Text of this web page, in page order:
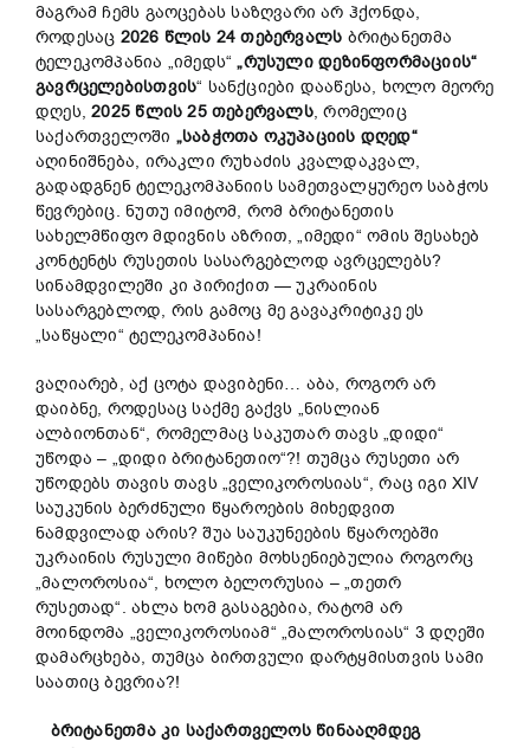
მაგრამ ჩემს გაოცებას საზღვარი არ ჰქონდა,
როდესაც 2026 წლის 24 თებერვალს ბრიტანეთმა
ტელეკომპანია „იმედს“„რუსული დეზინფორმაციის“
გავრცელებისთვის“ სანქციები დააწესა, ხოლო მეორე
დღეს,2025 წლის 25 თებერვალს, რომელიც
საქართველოში „საბჭოთა ოკუპაციის დღედ“
აღინიშნება, ირაკლი რუხაძის კვალდაკვალ,
გადადგნენ ტელეკომპანიის სამეთვალყურეო საბჭოს
წევრებიც. ნუთუ იმიტომ, რომ ბრიტანეთის
სახელმწიფო მდივნის აზრით, „იმედი“ ომის შესახებ
კონტენტს რუსეთის სასარგებლოდ ავრცელებს?
სინამდვილეში კი პირიქით — უკრაინის
სასარგებლოდ, რის გამოც მე გავაკრიტიკე ეს
„საწყალი“ ტელეკომპანია!
ვაღიარებ, აქ ცოტა დავიბენი… აბა, როგორ არ
დაიბნე, როდესაც საქმე გაქვს „ნისლიან
ალბიონთან“, რომელმაც საკუთარ თავს „დიდი“
უწოდა – „დიდი ბრიტანეთიო“?! თუმცა რუსეთი არ
უწოდებს თავის თავს „ველიკოროსიას“, რაც იგი XIV
საუკუნის ბერძნული წყაროების მიხედვით
ნამდვილად არის? შუა საუკუნეების წყაროებში
უკრაინის რუსული მიწები მოხსენიებულია როგორც
„მალოროსია“, ხოლო ბელორუსია – „თეთრ
რუსეთად“. ახლა ხომ გასაგებია, რატომ არ
მოინდომა „ველიკოროსიამ“ „მალოროსიას“ 3 დღეში
დამარცხება, თუმცა ბირთვული დარტყმისთვის სამი
საათიც ბევრია?!
ბრიტანეთმა კი საქართველოს წინააღმდეგ